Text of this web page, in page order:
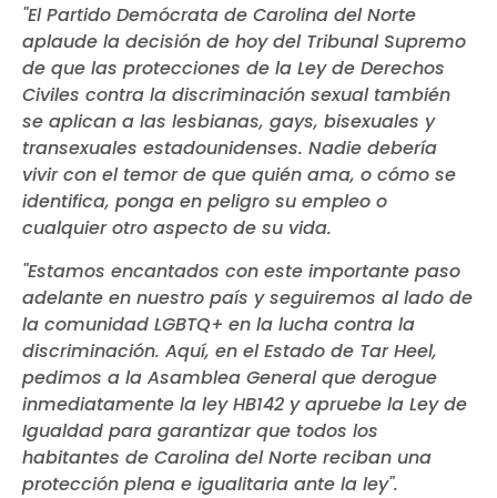
"El Partido Demócrata de Carolina del Norte
aplaude la decisión de hoy del Tribunal Supremo
de que las protecciones de la Ley de Derechos
Civiles contra la discriminación sexual también
se aplican a las lesbianas, gays, bisexuales y
transexuales estadounidenses. Nadie debería
vivir con el temor de que quién ama, o cómo se
identifica, ponga en peligro su empleo o
cualquier otro aspecto de su vida.
"Estamos encantados con este importante paso
adelante en nuestro país y seguiremos al lado de
la comunidad LGBTQ+ en la lucha contra la
discriminación. Aquí, en el Estado de Tar Heel,
pedimos a la Asamblea General que derogue
inmediatamente la ley HB142 y apruebe la Ley de
Igualdad para garantizar que todos los
habitantes de Carolina del Norte reciban una
protección plena e igualitaria ante la ley".